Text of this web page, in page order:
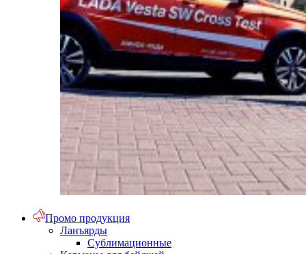
Промо продукция
Ланъярды
Сублимационные